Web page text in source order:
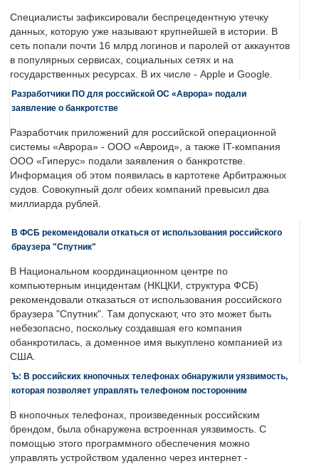
Специалисты зафиксировали беспрецедентную утечку
данных, которую уже называют крупнейшей в истории. В
сеть попали почти 16 млрд логинов и паролей от аккаунтов
в популярных сервисах, социальных сетях и на
государственных ресурсах. В их числе - Apple и Google.
Разработчики ПО для российской ОС «Аврора» подали
заявление о банкротстве
Разработчик приложений для российской операционной
системы «Аврора» - ООО «Авроид», а также IT-компания
ООО «Гиперус» подали заявления о банкротстве.
Информация об этом появилась в картотеке Арбитражных
судов. Совокупный долг обеих компаний превысил два
миллиарда рублей.
В ФСБ рекомендовали откаться от использования российского
браузера "Спутник"
В Национальном координационном центре по
компьютерным инцидентам (НКЦКИ, структура ФСБ)
рекомендовали отказаться от использования российского
браузера "Спутник". Там допускают, что это может быть
небезопасно, поскольку создавшая его компания
обанкротилась, а доменное имя выкуплено компанией из
США.
Ъ: В российских кнопочных телефонах обнаружили уязвимость,
которая позволяет управлять телефоном посторонним
В кнопочных телефонах, произведенных российским
брендом, была обнаружена встроенная уязвимость. С
помощью этого программного обеспечения можно
управлять устройством удаленно через интернет -